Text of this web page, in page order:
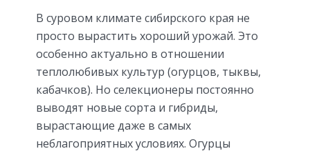
В суровом климате сибирского края не
просто вырастить хороший урожай. Это
особенно актуально в отношении
теплолюбивых культур (огурцов, тыквы,
кабачков). Но селекционеры постоянно
выводят новые сорта и гибриды,
вырастающие даже в самых
неблагоприятных условиях. Огурцы